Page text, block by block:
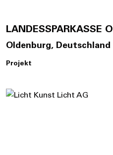
LANDESSPARKASSE
Oldenburg, Deutschland
Projekt